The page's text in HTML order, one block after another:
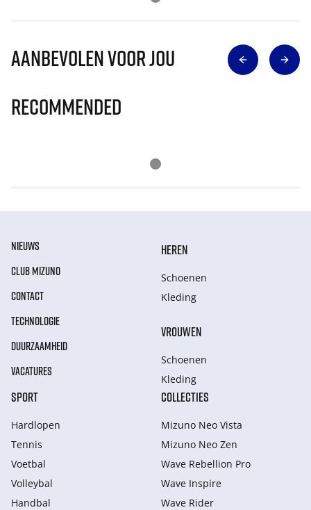
Aanbevolen voor jou
Recommended
NIEUWS
CLUB MIZUNO
CONTACT
TECHNOLOGIE
DUURZAAMHEID
VACATURES
HEREN
Schoenen
Kleding
VROUWEN
Schoenen
Kleding
SPORT
Hardlopen
Tennis
Voetbal
Volleybal
Handbal
COLLECTIES
Mizuno Neo Vista
Mizuno Neo Zen
Wave Rebellion Pro
Wave Inspire
Wave Rider